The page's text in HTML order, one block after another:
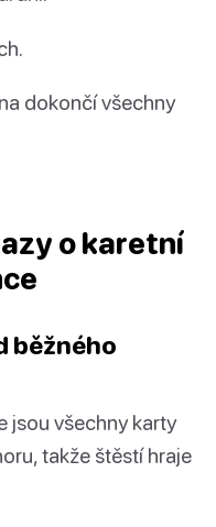
dokončí všechny
o karetní
běžného
jsou všechny karty
takže štěstí hraje